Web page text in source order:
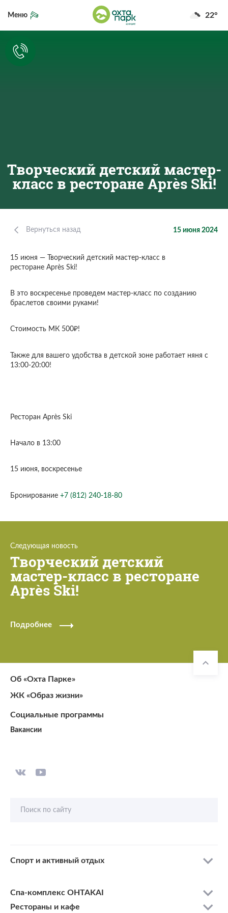
22°
Меню
Творческий детский мастер-
класс в ресторане Après Ski!
Вернуться назад 15 июня 2024
15 июня — Творческий детский мастер-класс в
ресторане Après Ski!
В это воскресенье проведем мастер-класс по созданию
браслетов своими руками!
Стоимость МК 500₽!
Также для вашего удобства в детской зоне работает няня с
13:00-20:00!
Ресторан Après Ski
Начало в 13:00
15 июня, воскресенье
Бронирование +7 (812) 240-18-80
Следующая новость
Творческий детский
мастер-класс в ресторане
Après Ski!
Подробнее
Об «Охта Парке»
ЖК «Образ жизни»
Социальные программы
Вакансии
Поиск по сайту
Спорт и активный отдых
Спа-комплекс OHTAKAI
Рестораны и кафе